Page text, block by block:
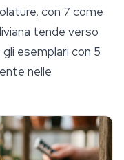
con 7 come
tende verso
esemplari con 5
nelle